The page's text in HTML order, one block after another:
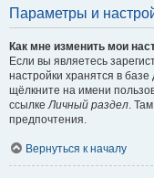
Параметры и
Как мне изменить мои
Если вы являетесь
настройки хранятся в
щёлкните на имени
ссылкеЛичный раздел.
предпочтения.
Вернуться к началу